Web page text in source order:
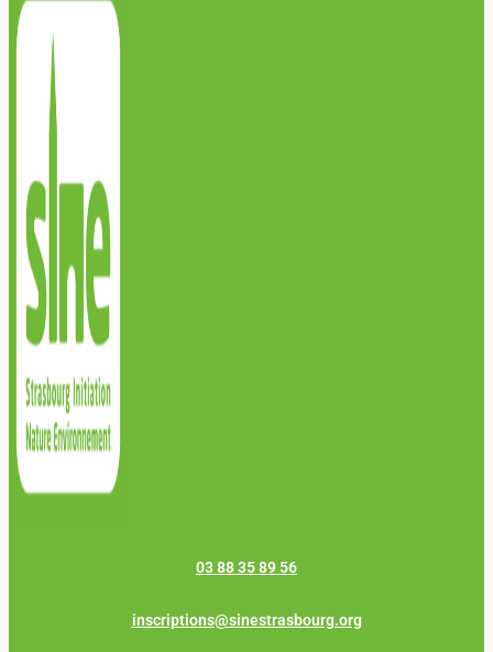
03 88 35 89 56
inscriptions@sinestrasbourg.org